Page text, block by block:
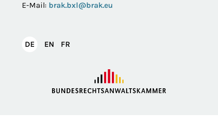
E-Mail: brak.bxl@brak.eu
DEDeutsch
EN English
FR